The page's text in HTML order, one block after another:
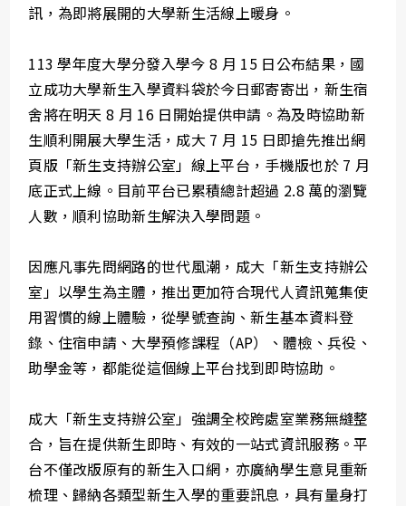
訊，為即將展開的大學新生活線上暖身。
113 學年度大學分發入學今 8 月 15 日公布結果，國
立成功大學新生入學資料袋於今日郵寄寄出，新生宿
舍將在明天 8 月 16 日開始提供申請。為及時協助新
生順利開展大學生活，成大 7 月 15 日即搶先推出網
頁版「新生支持辦公室」線上平台，手機版也於 7 月
底正式上線。目前平台已累積總計超過 2.8 萬的瀏覽
人數，順利協助新生解決入學問題。
因應凡事先問網路的世代風潮，成大「新生支持辦公
室」以學生為主體，推出更加符合現代人資訊蒐集使
用習慣的線上體驗，從學號查詢、新生基本資料登
錄、住宿申請、大學預修課程（AP）、體檢、兵役、
助學金等，都能從這個線上平台找到即時協助。
成大「新生支持辦公室」強調全校跨處室業務無縫整
合，旨在提供新生即時、有效的一站式資訊服務。平
台不僅改版原有的新生入口網，亦廣納學生意見重新
梳理、歸納各類型新生入學的重要訊息，具有量身打